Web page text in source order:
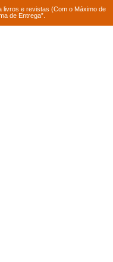
livros e revistas (Com o Máximo de
de Entrega”.